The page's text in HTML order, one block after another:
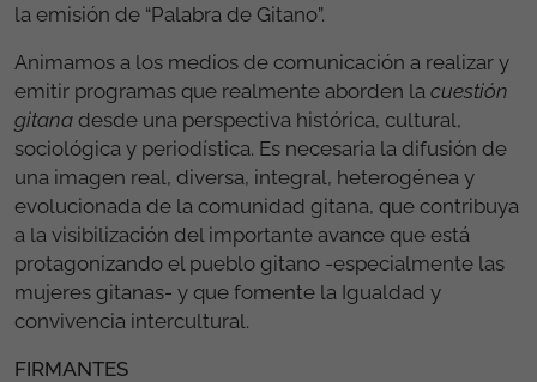
la emisión de “Palabra de Gitano”.
Animamos a los medios de comunicación a realizar y
emitir programas que realmente aborden la cuestión
gitana desde una perspectiva histórica, cultural,
sociológica y periodística. Es necesaria la difusión de
una imagen real, diversa, integral, heterogénea y
evolucionada de la comunidad gitana, que contribuya
a la visibilización del importante avance que está
protagonizando el pueblo gitano -especialmente las
mujeres gitanas- y que fomente la Igualdad y
convivencia intercultural.
FIRMANTES